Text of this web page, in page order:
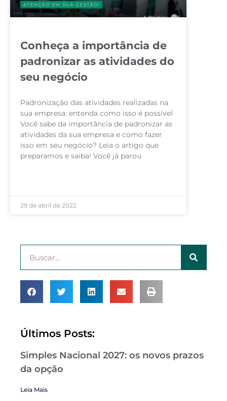
Conheça a importância de
padronizar as atividades do
seu negócio
Padronização das atividades realizadas na
sua empresa: entenda como isso é possível
Você sabe da importância de padronizar as
atividades da sua empresa e como fazer
isso em seu negócio? Leia o artigo que
preparamos e saiba! Você já parou
29 de abril de 2022
Últimos Posts:
Simples Nacional 2027: os novos prazos
da opção
Leia Mais